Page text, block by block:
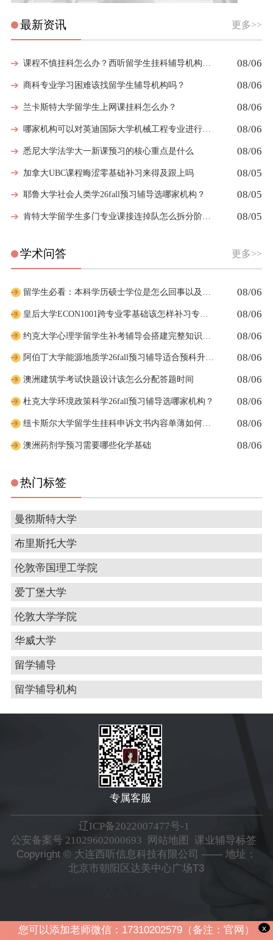
最新资讯 更多>>
课程不慎挂科怎么办？西听留学生挂科辅导机构教你如何高效挽救GPA 08/06
商科专业学习困难该找留学生辅导机构吗？ 08/06
兰卡斯特大学留学生上网课挂科怎么办？ 08/06
哪家机构可以对英迪国际大学机械工程专业进行留学生挂科辅导？ 08/06
悉尼大学法学大一新课预习的核心重点是什么 08/06
加拿大UBC课程晦涩零基础补习来得及跟上吗 08/05
耶鲁大学社会人类学26fall预习辅导选哪家机构？ 08/05
肯特大学留学生多门专业课接连掉队怎么拆分阶段性补习计划 08/05
学术问答 更多>>
08/06
皇后大学ECON1001跨专业零基础该怎样补习专业课 08/06
08/06
阿伯丁大学能源地质学26fall预习辅导适合预科升本科吗 08/06
澳洲建筑学考试快题设计该怎么分配答题时间 08/06
杜克大学环境政策科学26fall预习辅导选哪家机构？ 08/06
纽卡斯尔大学留学生挂科申诉文书内容单薄如何充实材料 08/06
澳洲药剂学预习需要哪些化学基础 08/06
热门标签
曼彻斯特大学
布里斯托大学
伦敦帝国理工学院
爱丁堡大学
伦敦大学学院
华威大学
留学辅导
留学辅导机构
您可以添加老师微信：17310202579（备注：官网） x
专属客服
辽ICP备2022007477号-1
公安备案号 21029602000693
网站地图
课业辅导标签
Copyright © 大连西听信息科技有限公司 —— 地址：
北京市朝阳区达美中心广场T3